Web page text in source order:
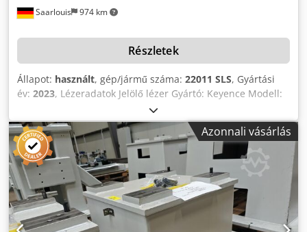
Saarlouis 974 km
Részletek
Állapot: használt, gép/jármű száma: 22011 SLS, Gyártási
év: 2023, Lézeradatok Jelölő lézer Gyártó: Keyence Modell:
MD-X2520A Lézertípus: YVO₄ lézer Lézerosztály: 4
Hullámhossz: 1063 nm Kimeneti teljesítmény: 25 W
Lézerpozíció érzékelése Lézertípus: félvezető lézer
Lézerosztály: 3R Hullámhossz: 683 nm Kimeneti
teljesítmény: 5,0 mW Vezető lézer / távolságjelző
Lézertípus: félvezető lézer Lézerosztály: 2 Hullámhossz:
655 nm Kimeneti teljesítmény: 1,0 mW Elektromos adatok
Codpfxszilv He Adqjrf Névleges feszültség: 400 V AC
Frekvencia: 50 Hz Vezérlőfeszültség: 24 V DC Névleges
Azonnali vásárlás